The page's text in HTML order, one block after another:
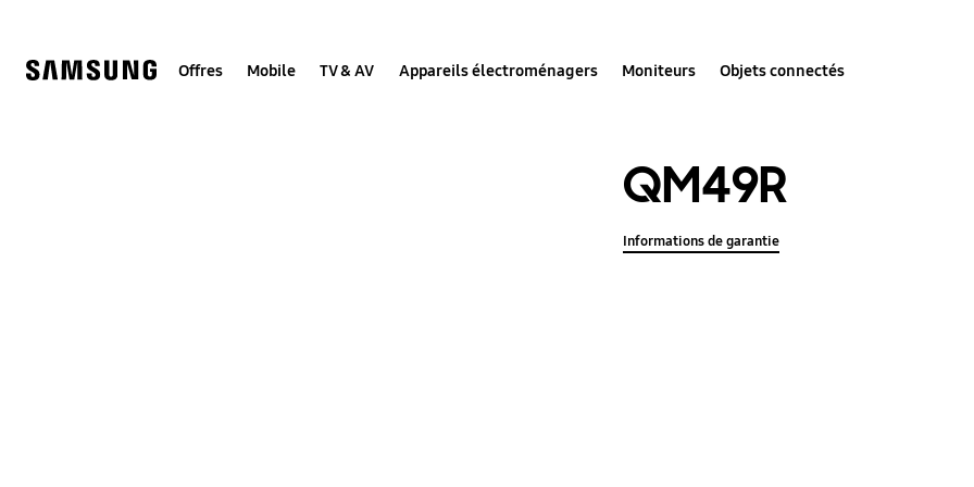
Offres Mobile TV & AV Appareils électroménagers Moniteurs Objets connectés
QM49R
Informations de garantie